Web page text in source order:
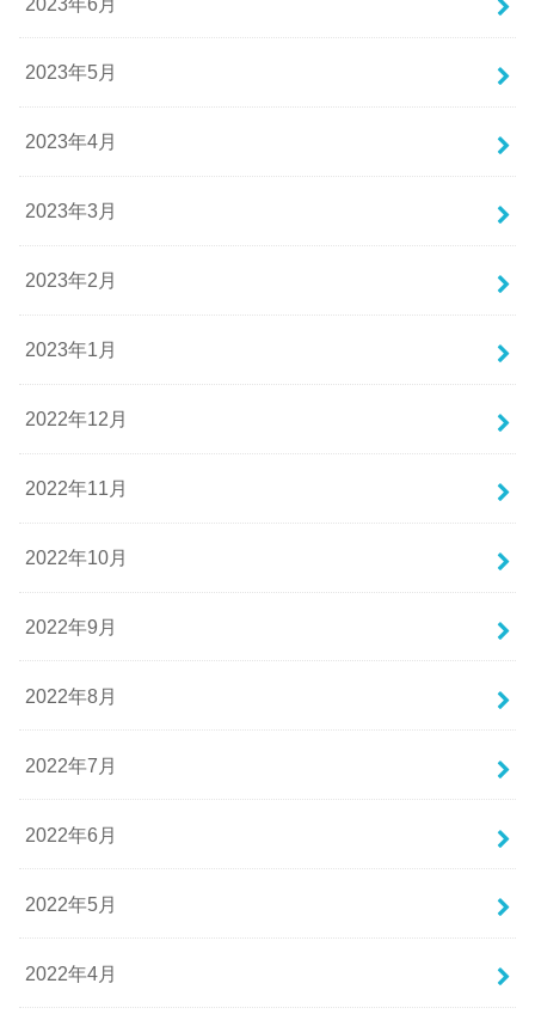
2023年5月
2023年4月
2023年3月
2023年2月
2023年1月
2022年12月
2022年11月
2022年10月
2022年9月
2022年8月
2022年7月
2022年6月
2022年5月
2022年4月